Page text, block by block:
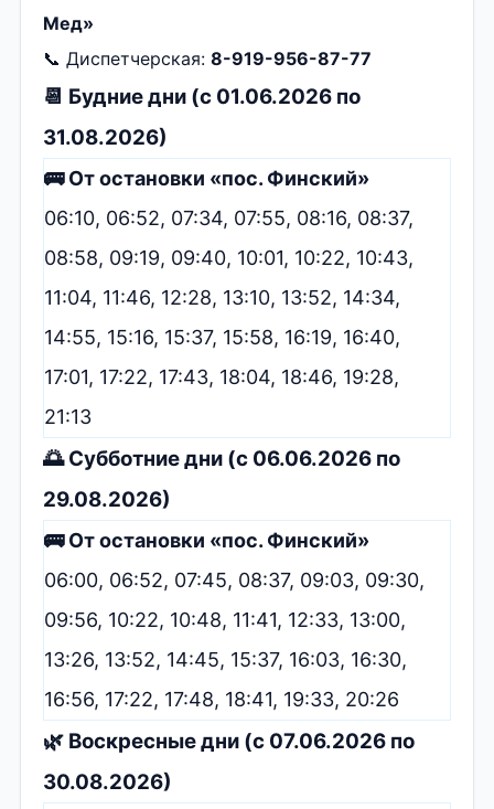
Мед»
📞 Диспетчерская: 8-919-956-87-77
📆 Будние дни (с 01.06.2026 по
31.08.2026)
🚌 От остановки «пос. Финский»
06:10, 06:52, 07:34, 07:55, 08:16, 08:37,
08:58, 09:19, 09:40, 10:01, 10:22, 10:43,
11:04, 11:46, 12:28, 13:10, 13:52, 14:34,
14:55, 15:16, 15:37, 15:58, 16:19, 16:40,
17:01, 17:22, 17:43, 18:04, 18:46, 19:28,
21:13
🌅 Субботние дни (с 06.06.2026 по
29.08.2026)
🚌 От остановки «пос. Финский»
06:00, 06:52, 07:45, 08:37, 09:03, 09:30,
09:56, 10:22, 10:48, 11:41, 12:33, 13:00,
13:26, 13:52, 14:45, 15:37, 16:03, 16:30,
16:56, 17:22, 17:48, 18:41, 19:33, 20:26
🌿 Воскресные дни (с 07.06.2026 по
30.08.2026)